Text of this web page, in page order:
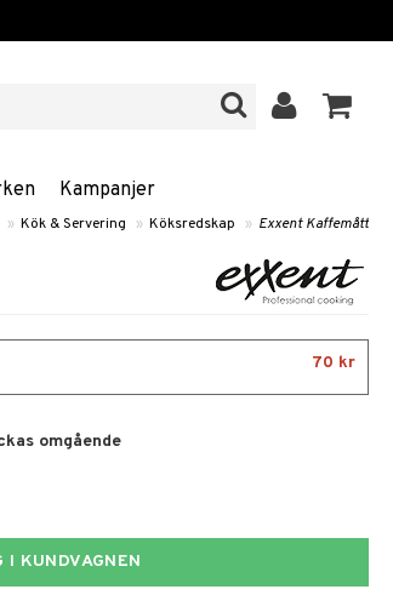
Kampanjer
» Kök & Servering » Köksredskap » Exxent Kaffemått
70 kr
omgående
I KUNDVAGNEN